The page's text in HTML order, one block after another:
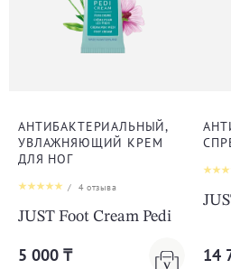
АНТИБАКТЕРИАЛЬНЫЙ,
УВЛАЖНЯЮЩИЙ КРЕМ
ДЛЯ НОГ
/ 4отзыва
JUST Foot Cream Pedi
5 000 ₸ 14